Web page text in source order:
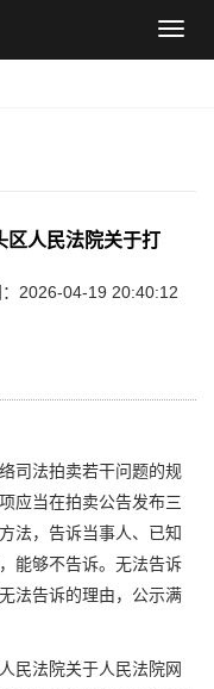
导
区人民法院关于打
2026-04-19 20:40:12
法拍卖若干问题的规
应当在拍卖公告发布三
法，告诉当事人、已知
能够不告诉。无法告诉
法告诉的理由，公示满
法院关于人民法院网